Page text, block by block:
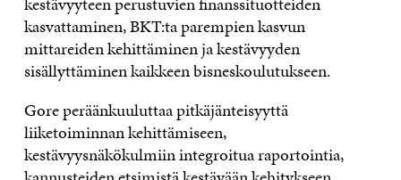
kasvattaminen, BKT:ta parempien kasvun
mittareiden kehittäminen ja kestävyyden
sisällyttäminen kaikkeen bisneskoulutukseen.
Gore peräänkuuluttaa pitkäjänteisyyttä
liiketoiminnan kehittämiseen,
kestävyysnäkökulmiin integroitua raportointia,